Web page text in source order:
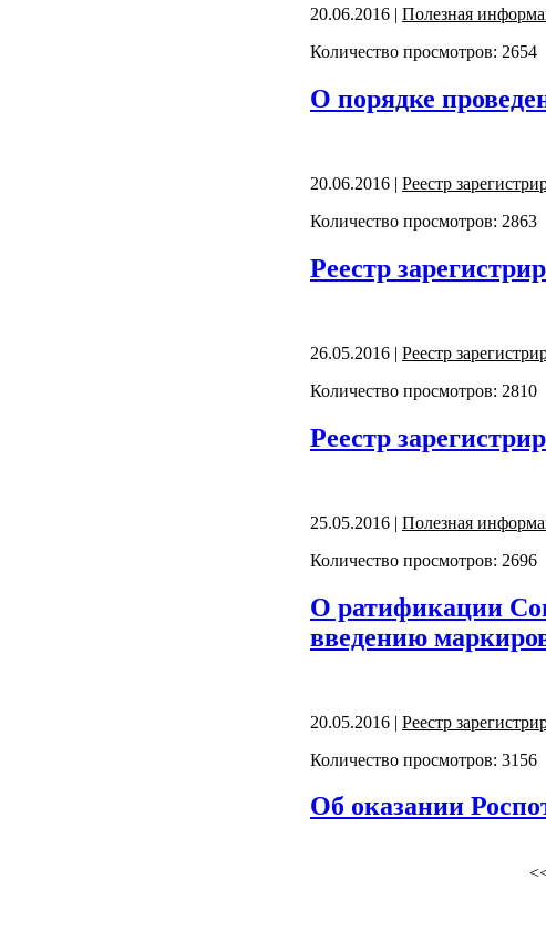
20.06.2016 | Полезная
Количество просмотров: 2654
О порядке
20.06.2016 | Реестр
Количество просмотров: 2863
Реестр
26.05.2016 | Реестр
Количество просмотров: 2810
Реестр
25.05.2016 | Полезная
Количество просмотров: 2696
О ратификации
введению
20.05.2016 | Реестр
Количество просмотров: 3156
Об оказании